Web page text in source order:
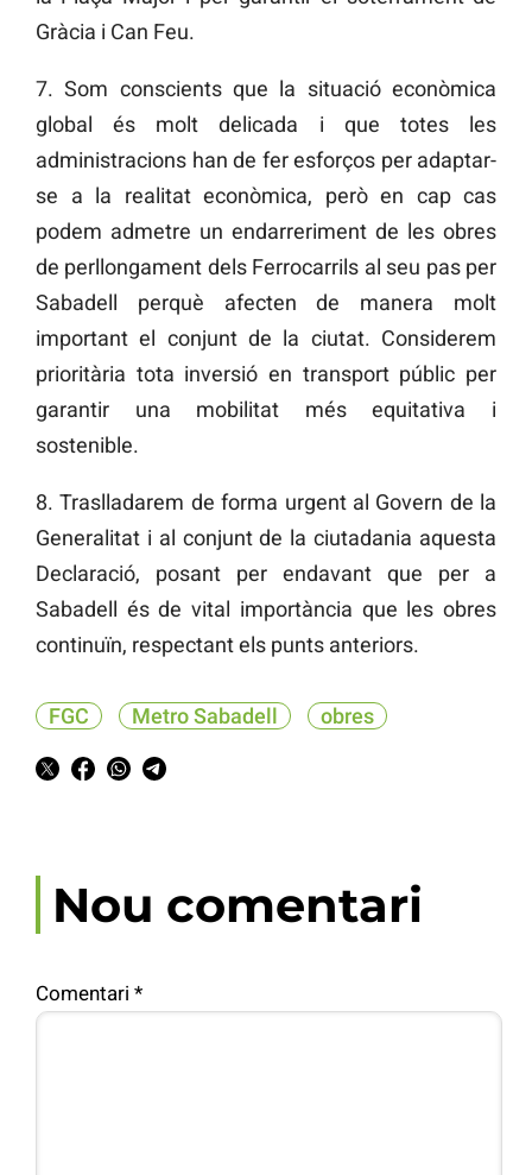
Gràcia i Can Feu.
7. Som conscients que la situació econòmica
global és molt delicada i que totes les
administracions han de fer esforços per adaptar-
se a la realitat econòmica, però en cap cas
podem admetre un endarreriment de les obres
de perllongament dels Ferrocarrils al seu pas per
Sabadell perquè afecten de manera molt
important el conjunt de la ciutat. Considerem
prioritària tota inversió en transport públic per
garantir una mobilitat més equitativa i
sostenible.
8. Traslladarem de forma urgent al Govern de la
Generalitat i al conjunt de la ciutadania aquesta
Declaració, posant per endavant que per a
Sabadell és de vital importància que les obres
continuïn, respectant els punts anteriors.
FGC Metro Sabadell obres
Nou comentari
Comentari *